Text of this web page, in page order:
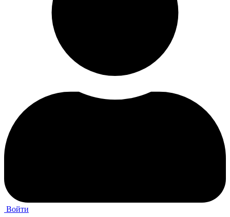
Войти